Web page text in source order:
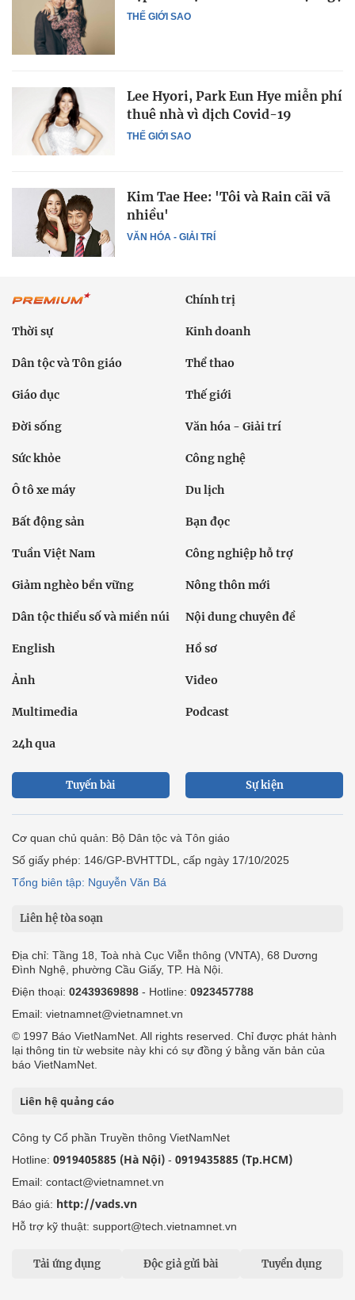
THẾ GIỚI SAO
THẾ GIỚI SAO
Lee Hyori, Park Eun Hye miễn phí
thuê nhà vì dịch Covid-19
VĂN HÓA - GIẢI TRÍ
Kim Tae Hee: 'Tôi và Rain cãi vã
nhiều'
Chính trị
Thời sự Kinh doanh
Dân tộc và Tôn giáo Thể thao
Giáo dục Thế giới
Đời sống Văn hóa - Giải trí
Sức khỏe Công nghệ
Ô tô xe máy Du lịch
Bất động sản Bạn đọc
Tuần Việt Nam Công nghiệp hỗ trợ
Giảm nghèo bền vững Nông thôn mới
Dân tộc thiểu số và miền núi Nội dung chuyên đề
English Hồ sơ
Ảnh Video
Multimedia Podcast
24h qua
Tuyến bài Sự kiện
Cơ quan chủ quản: Bộ Dân tộc và Tôn giáo
Số giấy phép: 146/GP-BVHTTDL, cấp ngày 17/10/2025
Tổng biên tập: Nguyễn Văn Bá
Liên hệ tòa soạn
Địa chỉ: Tầng 18, Toà nhà Cục Viễn thông (VNTA), 68 Dương
Đình Nghệ, phường Cầu Giấy, TP. Hà Nội.
Điện thoại: 02439369898 - Hotline: 0923457788
Email: vietnamnet@vietnamnet.vn
© 1997 Báo VietNamNet. All rights reserved. Chỉ được phát hành
lại thông tin từ website này khi có sự đồng ý bằng văn bản của
báo VietNamNet.
Liên hệ quảng cáo
Công ty Cổ phần Truyền thông VietNamNet
Hotline: 0919405885 (Hà Nội) - 0919435885 (Tp.HCM)
Email: contact@vietnamnet.vn
Báo giá: http://vads.vn
Hỗ trợ kỹ thuật: support@tech.vietnamnet.vn
Tải ứng dụng Độc giả gửi bài Tuyển dụng